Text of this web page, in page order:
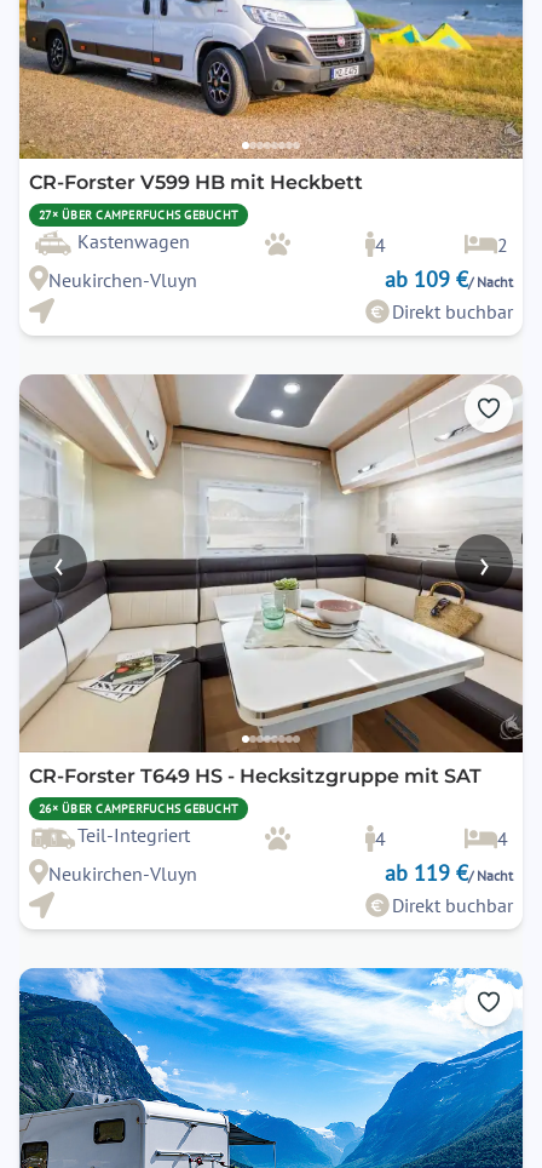
CR-Forster V599 HB mit Heckbett
27× ÜBER CAMPERFUCHS GEBUCHT
Kastenwagen 4
2
Neukirchen-Vluyn
ab 109 €/ Nacht
Direkt buchbar
‹ ›
CR-Forster T649 HS - Hecksitzgruppe mit SAT
26× ÜBER CAMPERFUCHS GEBUCHT
Teil-Integriert 4
4
Neukirchen-Vluyn
ab 119 €/ Nacht
Direkt buchbar